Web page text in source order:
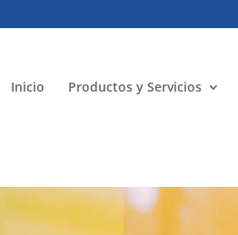
Inicio Productos y Servicios